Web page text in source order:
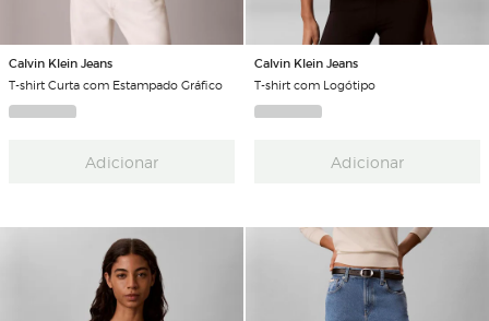
Calvin Klein Jeans
T-shirt Curta com Estampado Gráfico
Adicionar
Calvin Klein Jeans
T-shirt com Logótipo
Adicionar